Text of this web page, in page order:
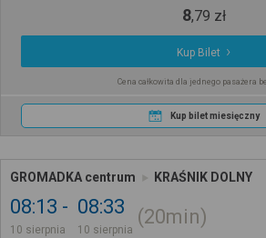
8,79 zł
Kup Bilet
Cena całkowita dla jednego pasażera
Kup bilet miesięczny
GROMADKA centrum KRAŚNIK DOLNY
08:13
10 sierpnia
08:33
10 sierpnia
20min